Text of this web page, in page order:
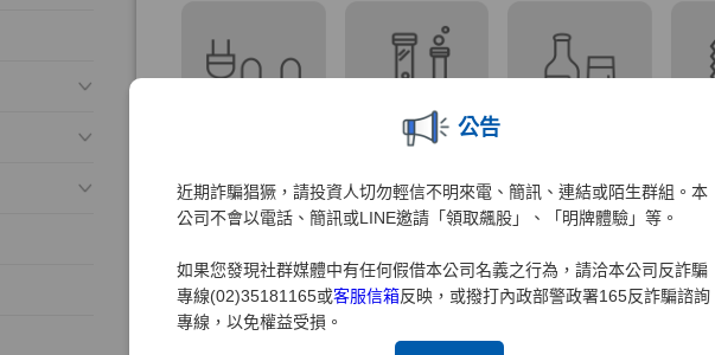
公告
近期詐騙猖獗，請投資人切勿輕信不明來電、簡訊、連結或陌生群組。本
公司不會以電話、簡訊或LINE邀請「領取飆股」、「明牌體驗」等。
如果您發現社群媒體中有任何假借本公司名義之行為，請洽本公司反詐騙
專線(02)35181165或客服信箱反映，或撥打內政部警政署165反詐騙諮詢
專線，以免權益受損。